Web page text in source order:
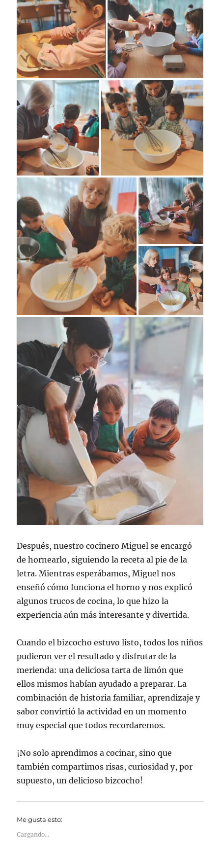
Después, nuestro cocinero Miguel se encargó
de hornearlo, siguiendo la receta al pie de la
letra. Mientras esperábamos, Miguel nos
enseñó cómo funciona el horno y nos explicó
algunos trucos de cocina, lo que hizo la
experiencia aún más interesante y divertida.
Cuando el bizcocho estuvo listo, todos los niños
pudieron ver el resultado y disfrutar de la
merienda: una deliciosa tarta de limón que
ellos mismos habían ayudado a preparar. La
combinación de historia familiar, aprendizaje y
sabor convirtió la actividad en un momento
muy especial que todos recordaremos.
¡No solo aprendimos a cocinar, sino que
también compartimos risas, curiosidad y, por
supuesto, un delicioso bizcocho!
Me gusta esto:
Cargando...